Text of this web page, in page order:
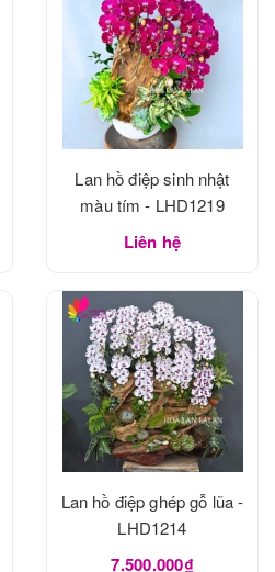
Lan hồ điệp sinh nhật
màu tím - LHD1219
Liên hệ
Lan hồ điệp ghép gỗ lũa -
LHD1214
7.500.000₫